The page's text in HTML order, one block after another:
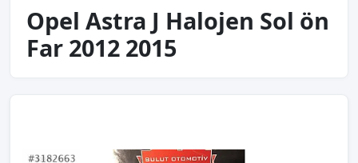
Opel Astra J Halojen Sol ön
Far 2012 2015